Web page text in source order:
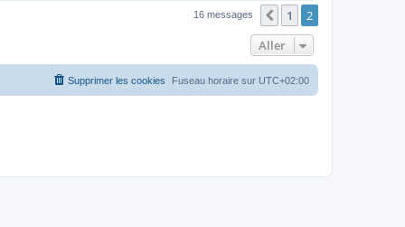
t
16 messages Précédent
1 2
Aller
Fuseau horaire sur UTC+02:00
Supprimer les cookies